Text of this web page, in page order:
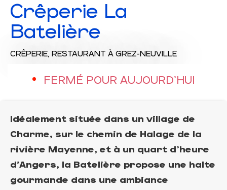
Crêperie La
Batelière
CRÊPERIE, RESTAURANT À GREZ-NEUVILLE
FERMÉ POUR AUJOURD'HUI
Idéalement située dans un village de
Charme, sur le chemin de Halage de la
rivière Mayenne, et à un quart d'heure
d'Angers, la Batelière propose une halte
gourmande dans une ambiance